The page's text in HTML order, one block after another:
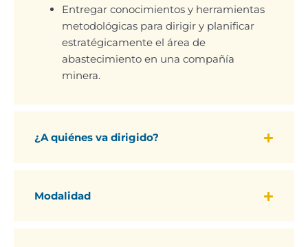
Entregar conocimientos y herramientas
metodológicas para dirigir y planificar
estratégicamente el área de
abastecimiento en una compañía
minera.
¿A quiénes va dirigido?
Modalidad